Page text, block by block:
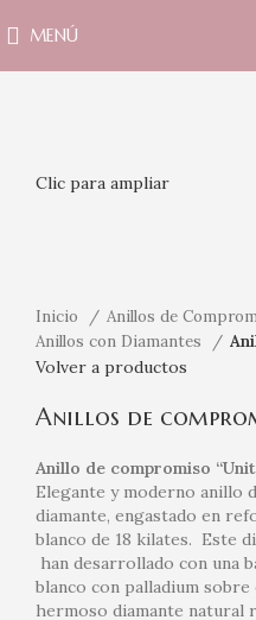
MENÚ
Clic para ampliar
Inicio
Anillos de
Anillos con Diamantes
Volver a productos
Anillos de
Anillo de compromiso
Elegante y moderno anillo
diamante, engastado en
blanco de 18 kilates. Este
han desarrollado con una
blanco con palladium
hermoso diamante natural